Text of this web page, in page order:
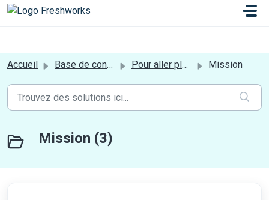
a[href*='login'] {display:none;}
Passer au contenu principal
Accueil Base de connaissances Pour aller plus loin Mission
Mission (3)